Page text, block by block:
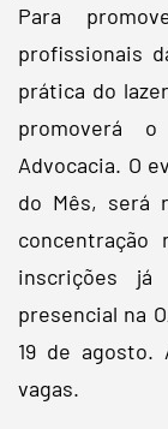
Para
profissionais
prática do
promoverá
Advocacia. O
do Mês, será
concentração
inscrições já
presencial na
19 de agosto.
vagas.